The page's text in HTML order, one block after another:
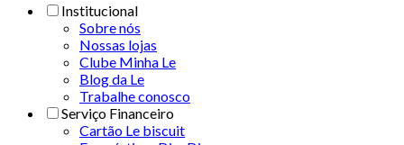
Institucional
Sobre nós
Nossas lojas
Clube Minha Le
Blog da Le
Trabalhe conosco
Serviço Financeiro
Cartão Le biscuit